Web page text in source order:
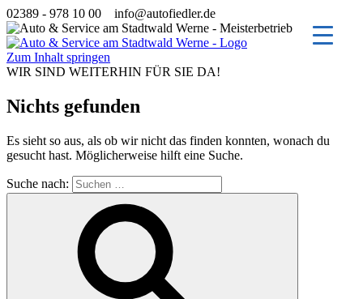
02389 - 978 10 00 info@autofiedler.de
Zum Inhalt springen
WIR SIND WEITERHIN FÜR SIE DA!
Nichts gefunden
Es sieht so aus, als ob wir nicht das finden konnten, wonach du
gesucht hast. Möglicherweise hilft eine Suche.
Suche nach: